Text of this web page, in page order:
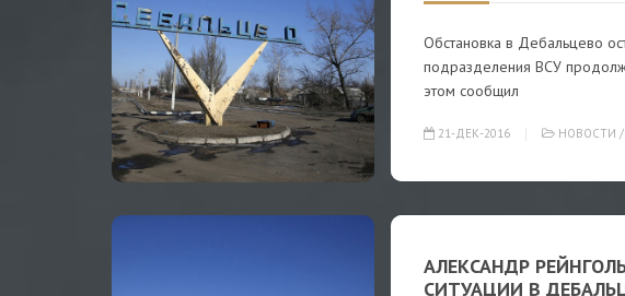
Обстановка в Дебальцево
подразделения ВСУ
этом сообщил
21-ДЕК-2016 НОВОСТИ /
АЛЕКСАНДР
СИТУАЦИИ В